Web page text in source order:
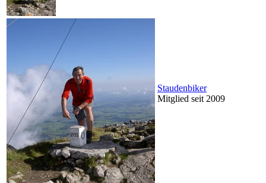
Staudenbiker
Mitglied seit 2009